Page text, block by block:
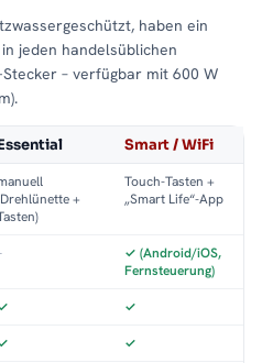
haben ein
jeden handelsüblichen
– verfügbar mit 600 W
Smart / WiFi
+
Touch-Tasten +
„Smart Life“-App
✓ (Android/iOS,
Fernsteuerung)
✓
✓